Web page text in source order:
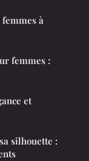
à
femmes :
et
silhouette :